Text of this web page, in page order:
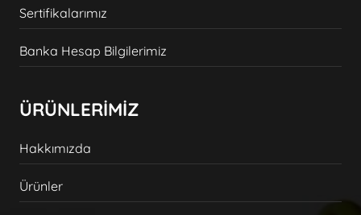
Sertifikalarımız
Banka Hesap Bilgilerimiz
ÜRÜNLERİMİZ
Hakkımızda
Ürünler